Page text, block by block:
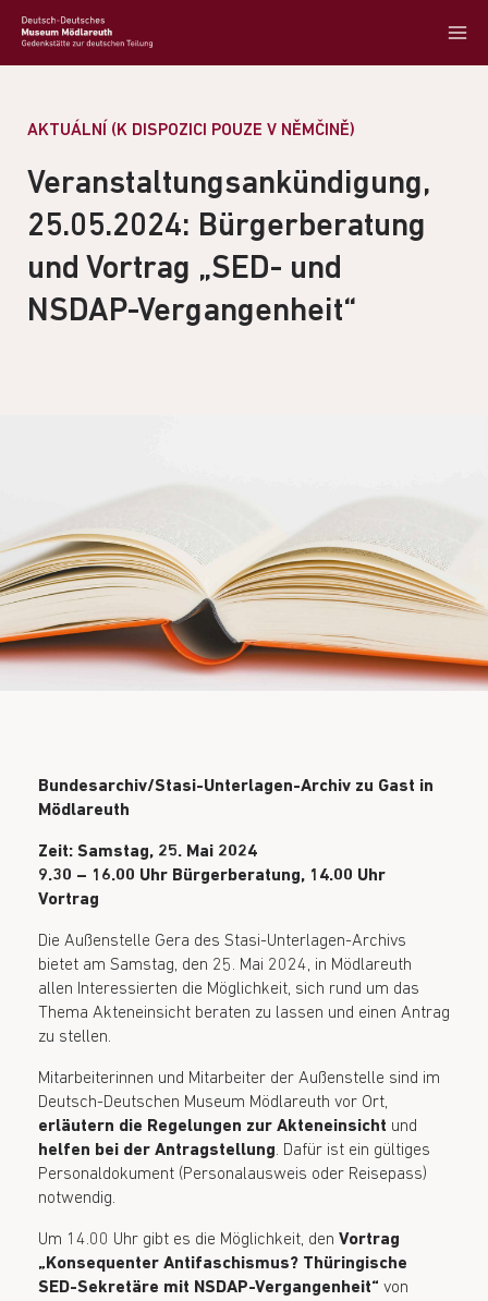
AKTUÁLNÍ (K DISPOZICI POUZE V NĚMČINĚ)
Veranstaltungsankündigung,
25.05.2024: Bürgerberatung
und Vortrag „SED- und
NSDAP-Vergangenheit“
Bundesarchiv/Stasi-Unterlagen-Archiv zu Gast in
Mödlareuth
Zeit: Samstag, 25. Mai 2024
9.30 – 16.00 Uhr Bürgerberatung, 14.00 Uhr
Vortrag
Die Außenstelle Gera des Stasi-Unterlagen-Archivs
bietet am Samstag, den 25. Mai 2024, in Mödlareuth
allen Interessierten die Möglichkeit, sich rund um das
Thema Akteneinsicht beraten zu lassen und einen Antrag
zu stellen.
Mitarbeiterinnen und Mitarbeiter der Außenstelle sind im
Deutsch-Deutschen Museum Mödlareuth vor Ort,
erläutern die Regelungen zur Akteneinsicht und
helfen bei der Antragstellung. Dafür ist ein gültiges
Personaldokument (Personalausweis oder Reisepass)
notwendig.
Um 14.00 Uhr gibt es die Möglichkeit, den Vortrag
„Konsequenter Antifaschismus? Thüringische
SED-Sekretäre mit NSDAP-Vergangenheit“ von